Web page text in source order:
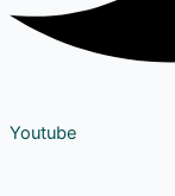
Youtube